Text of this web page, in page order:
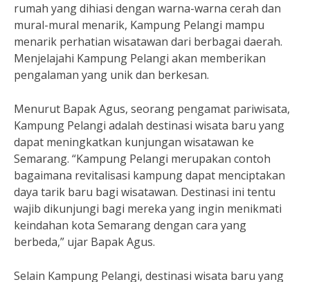
rumah yang dihiasi dengan warna-warna cerah dan
mural-mural menarik, Kampung Pelangi mampu
menarik perhatian wisatawan dari berbagai daerah.
Menjelajahi Kampung Pelangi akan memberikan
pengalaman yang unik dan berkesan.
Menurut Bapak Agus, seorang pengamat pariwisata,
Kampung Pelangi adalah destinasi wisata baru yang
dapat meningkatkan kunjungan wisatawan ke
Semarang. “Kampung Pelangi merupakan contoh
bagaimana revitalisasi kampung dapat menciptakan
daya tarik baru bagi wisatawan. Destinasi ini tentu
wajib dikunjungi bagi mereka yang ingin menikmati
keindahan kota Semarang dengan cara yang
berbeda,” ujar Bapak Agus.
Selain Kampung Pelangi, destinasi wisata baru yang